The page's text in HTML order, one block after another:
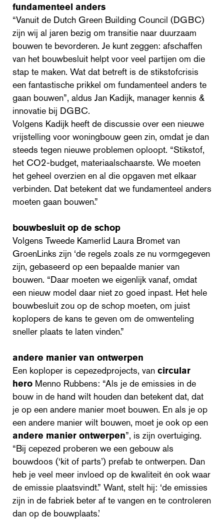
fundamenteel anders
“Vanuit de Dutch Green Building Council (DGBC)
zijn wij al jaren bezig om transitie naar duurzaam
bouwen te bevorderen. Je kunt zeggen: afschaffen
van het bouwbesluit helpt voor veel partijen om die
stap te maken. Wat dat betreft is de stikstofcrisis
een fantastische prikkel om fundamenteel anders te
gaan bouwen”, aldus Jan Kadijk, manager kennis &
innovatie bij DGBC.
Volgens Kadijk heeft de discussie over een nieuwe
vrijstelling voor woningbouw geen zin, omdat je dan
steeds tegen nieuwe problemen oploopt. “Stikstof,
het CO2-budget, materiaalschaarste. We moeten
het geheel overzien en al die opgaven met elkaar
verbinden. Dat betekent dat we fundamenteel anders
moeten gaan bouwen.”
bouwbesluit op de schop
Volgens Tweede Kamerlid Laura Bromet van
GroenLinks zijn ‘de regels zoals ze nu vormgegeven
zijn, gebaseerd op een bepaalde manier van
bouwen. “Daar moeten we eigenlijk vanaf, omdat
een nieuw model daar niet zo goed inpast. Het hele
bouwbesluit zou op de schop moeten, om juist
koplopers de kans te geven om de omwenteling
sneller plaats te laten vinden.”
andere manier van ontwerpen
Een koploper is cepezedprojects, van circular
hero Menno Rubbens: “Als je de emissies in de
bouw in de hand wilt houden dan betekent dat, dat
je op een andere manier moet bouwen. En als je op
een andere manier wilt bouwen, moet je ook op een
andere manier ontwerpen”, is zijn overtuiging.
“Bij cepezed proberen we een gebouw als
bouwdoos (‘kit of parts’) prefab te ontwerpen. Dan
heb je veel meer invloed op de kwaliteit én ook waar
de emissie plaatsvindt.” Want, stelt hij: ‘de emissies
zijn in de fabriek beter af te vangen en te controleren
dan op de bouwplaats.’